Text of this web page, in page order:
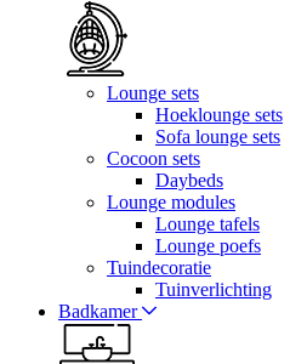
Lounge sets
Hoeklounge sets
Sofa lounge sets
Cocoon sets
Daybeds
Lounge modules
Lounge tafels
Lounge poefs
Tuindecoratie
Tuinverlichting
Badkamer